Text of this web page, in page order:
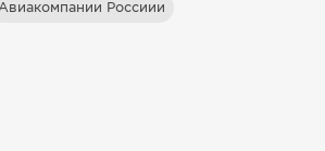
Авиакомпании Россиии